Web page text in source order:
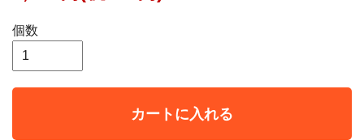
個数
カートに入れる